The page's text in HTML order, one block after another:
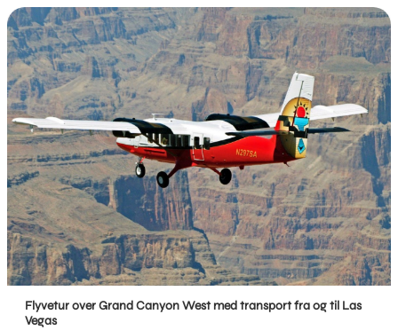
Flyvetur over Grand Canyon West med transport fra og til Las
Vegas